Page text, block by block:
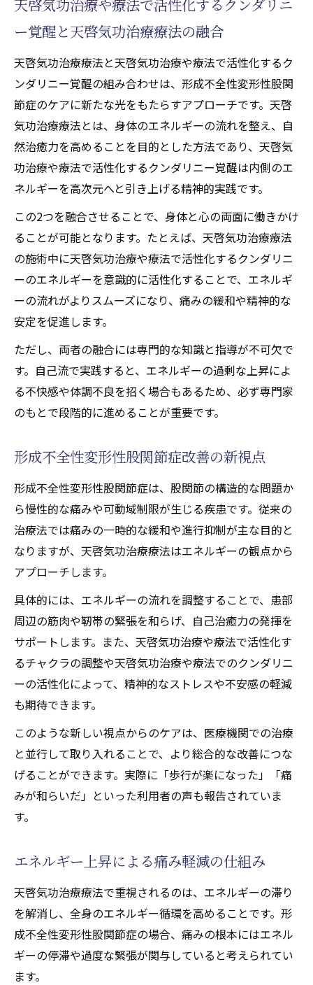
天啓気功治療や療法で活性化するクンダリニ
ー覚醒と天啓気功治療療法の融合
天啓気功治療療法と天啓気功治療や療法で活性化するク
ンダリニー覚醒の組み合わせは、形成不全性変形性股関
節症のケアに新たな光をもたらすアプローチです。天啓
気功治療療法とは、身体のエネルギーの流れを整え、自
然治癒力を高めることを目的とした方法であり、天啓気
功治療や療法で活性化するクンダリニー覚醒は内側のエ
ネルギーを高次元へと引き上げる精神的実践です。
この2つを融合させることで、身体と心の両面に働きかけ
ることが可能となります。たとえば、天啓気功治療療法
の施術中に天啓気功治療や療法で活性化するクンダリニ
ーのエネルギーを意識的に活性化することで、エネルギ
ーの流れがよりスムーズになり、痛みの緩和や精神的な
安定を促進します。
ただし、両者の融合には専門的な知識と指導が不可欠で
す。自己流で実践すると、エネルギーの過剰な上昇によ
る不快感や体調不良を招く場合もあるため、必ず専門家
のもとで段階的に進めることが重要です。
形成不全性変形性股関節症改善の新視点
形成不全性変形性股関節症は、股関節の構造的な問題か
ら慢性的な痛みや可動域制限が生じる疾患です。従来の
治療法では痛みの一時的な緩和や進行抑制が主な目的と
なりますが、天啓気功治療療法はエネルギーの観点から
アプローチします。
具体的には、エネルギーの流れを調整することで、患部
周辺の筋肉や靭帯の緊張を和らげ、自己治癒力の発揮を
サポートします。また、天啓気功治療や療法で活性化す
るチャクラの調整や天啓気功治療や療法でのクンダリニ
ーの活性化によって、精神的なストレスや不安感の軽減
も期待できます。
このような新しい視点からのケアは、医療機関での治療
と並行して取り入れることで、より総合的な改善につな
げることができます。実際に「歩行が楽になった」「痛
みが和らいだ」といった利用者の声も報告されていま
す。
エネルギー上昇による痛み軽減の仕組み
天啓気功治療療法で重視されるのは、エネルギーの滞り
を解消し、全身のエネルギー循環を高めることです。形
成不全性変形性股関節症の場合、痛みの根本にはエネル
ギーの停滞や過度な緊張が関与していると考えられてい
ます。